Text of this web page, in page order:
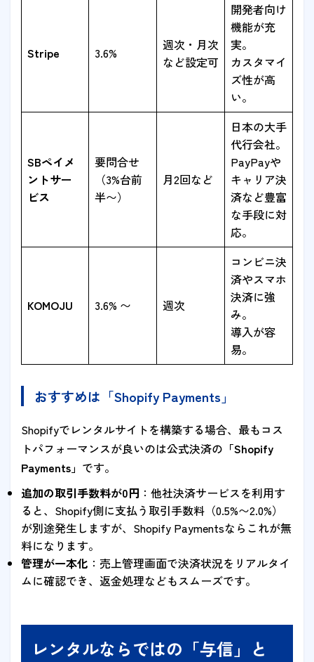
Stripe 3.6%
週次・月次
など設定可
開発者向け
機能が充
実。
カスタマイ
ズ性が高
い。
SBペイメ
ントサー
ビス
要問合せ
（3%台前
半〜）
月2回など
日本の大手
代行会社。
PayPayや
キャリア決
済など豊富
な手段に対
応。
KOMOJU 3.6% 〜 週次
コンビニ決
済やスマホ
決済に強
み。
導入が容
易。
おすすめは「Shopify Payments」
Shopifyでレンタルサイトを構築する場合、最もコス
トパフォーマンスが良いのは公式決済の 「Shopify
Payments」 です。
追加の取引手数料が0円 ：他社決済サービスを利用す
ると、Shopify側に支払う取引手数料（0.5%〜2.0%）
が別途発生しますが、Shopify Paymentsならこれが無
料になります。
管理が一本化 ：売上管理画面で決済状況をリアルタイ
ムに確認でき、返金処理などもスムーズです。
レンタルならではの「与信」と